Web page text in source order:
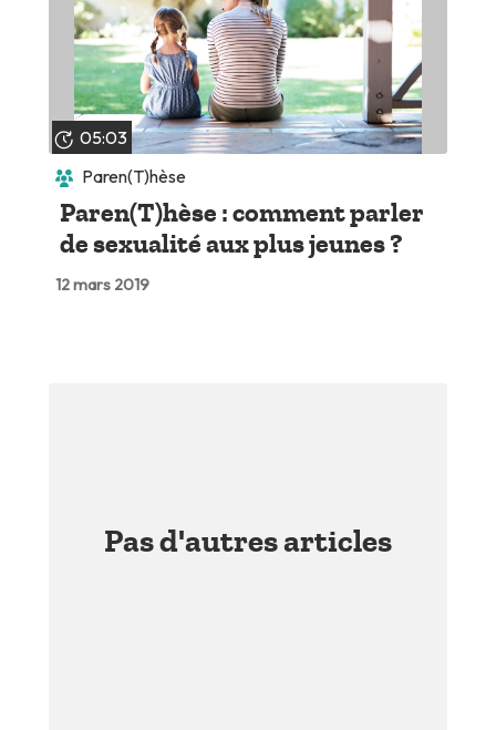
05:03
Paren(T)hèse
Paren(T)hèse : comment parler
de sexualité aux plus jeunes ?
12 mars 2019
Pas d'autres articles